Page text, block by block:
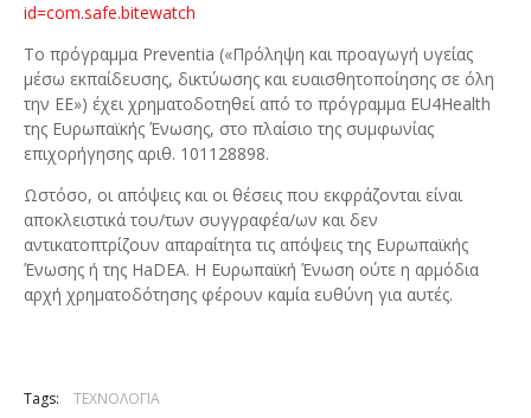
id=com.safe.bitewatch
Το πρόγραμμα Preventia («Πρόληψη και προαγωγή υγείας
μέσω εκπαίδευσης, δικτύωσης και ευαισθητοποίησης σε όλη
την ΕΕ») έχει χρηματοδοτηθεί από το πρόγραμμα EU4Health
της Ευρωπαϊκής Ένωσης, στο πλαίσιο της συμφωνίας
επιχορήγησης αριθ. 101128898.
Ωστόσο, οι απόψεις και οι θέσεις που εκφράζονται είναι
αποκλειστικά του/των συγγραφέα/ων και δεν
αντικατοπτρίζουν απαραίτητα τις απόψεις της Ευρωπαϊκής
Ένωσης ή της HaDEA. Η Ευρωπαϊκή Ένωση ούτε η αρμόδια
αρχή χρηματοδότησης φέρουν καμία ευθύνη για αυτές.
Tags: ΤΕΧΝΟΛΟΓΙΑ